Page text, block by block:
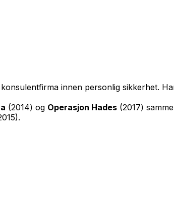
innen personlig sikkerhet.
(2014) og Operasjon Hades (2017)